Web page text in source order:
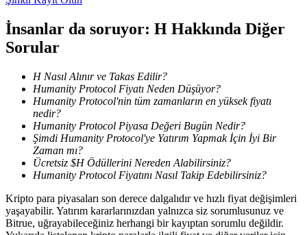
Launchpool
Popüler token'lar kazanmak için esnek staking
İnsanlar da soruyor: H Hakkında Diğer
Sorular
H Nasıl Alınır ve Takas Edilir?
Humanity Protocol Fiyatı Neden Düşüyor?
Humanity Protocol'nin tüm zamanların en yüksek fiyatı
nedir?
Humanity Protocol Piyasa Değeri Bugün Nedir?
Şimdi Humanity Protocol'ye Yatırım Yapmak İçin İyi Bir
Zaman mı?
Ücretsiz $H Ödüllerini Nereden Alabilirsiniz?
Humanity Protocol Fiyatını Nasıl Takip Edebilirsiniz?
Kripto para piyasaları son derece dalgalıdır ve hızlı fiyat değişimleri
yaşayabilir. Yatırım kararlarınızdan yalnızca siz sorumlusunuz ve
Bitrue, uğrayabileceğiniz herhangi bir kayıptan sorumlu değildir.